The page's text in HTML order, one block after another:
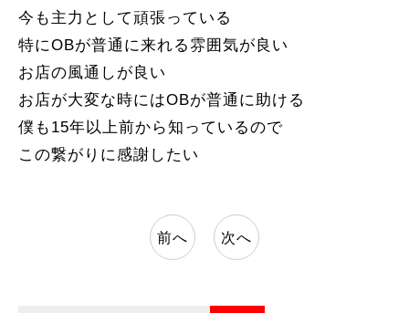
今も主力として頑張っている
特にOBが普通に来れる雰囲気が良い
お店の風通しが良い
お店が大変な時にはOBが普通に助ける
僕も15年以上前から知っているので
この繋がりに感謝したい
前へ 次へ